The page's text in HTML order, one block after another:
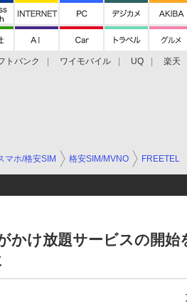
トバンク ワイモバイル UQ 楽天
マホ/格安SIM 格安SIM/MVNO FREETEL
かけ放題サービスの開始